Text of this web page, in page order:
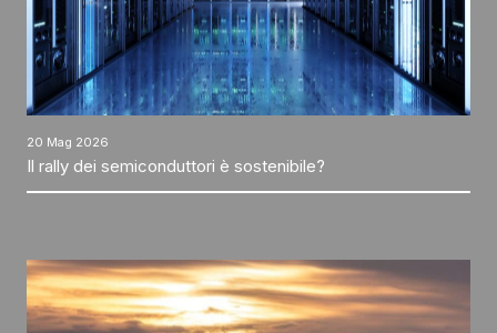
20 Mag 2026
Il rally dei semiconduttori è sostenibile?